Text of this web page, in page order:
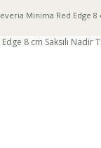
Minima Red Edge 8